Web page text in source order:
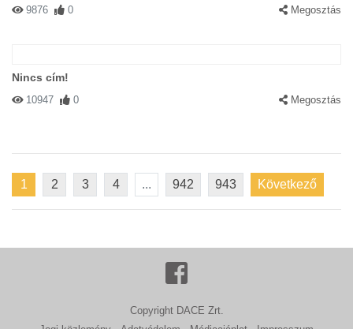
9876 0 Megosztás
Nincs cím!
10947 0 Megosztás
1 2 3 4 ... 942 943 Következő
Copyright DACE Zrt.